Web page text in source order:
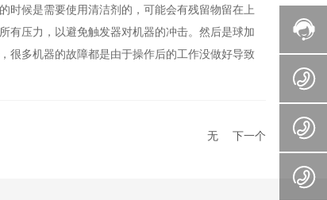
时候是需要使用清洁剂的，可能会有残留物留在上
有压力，以避免触发器对机器的冲击。然后是球加
很多机器的故障都是由于操作后的工作没做好导致
无 下一个